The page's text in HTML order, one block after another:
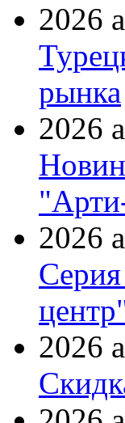
2026
рынка
2026
2026
2026